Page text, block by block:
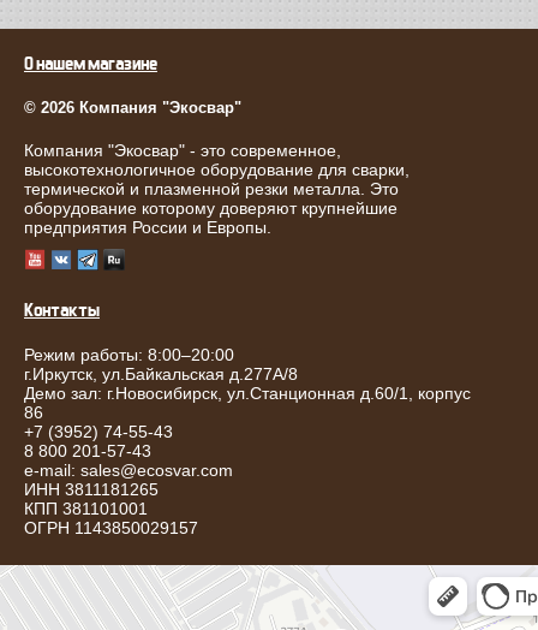
О нашем магазине
© 2026 Компания "Экосвар"
Компания "Экосвар" - это современное,
высокотехнологичное оборудование для сварки,
термической и плазменной резки металла. Это
оборудование которому доверяют крупнейшие
предприятия России и Европы.
Контакты
Режим работы: 8:00–20:00
г.Иркутск ул.Байкальская д.277А/8
Демо зал: г.Новосибирск, ул.Станционная д.60/1, корпус
86
+7 (3952) 74-55-43
8 800 201-57-43
e-mail: sales@ecosvar.com
ИНН 3811181265
КПП 381101001
ОГРН 1143850029157